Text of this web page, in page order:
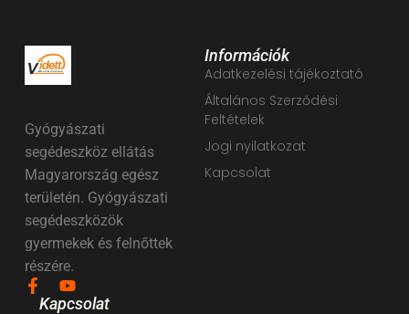
Gyógyászati
segédeszköz ellátás
Magyarország egész
területén. Gyógyászati
segédeszközök
gyermekek és felnőttek
részére.
Információk
Adatkezelési tájékoztató
Általános Szerződési
Feltételek
Jogi nyilatkozat
Kapcsolat
Kapcsolat